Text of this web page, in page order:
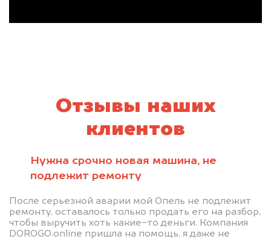
Отзывы наших
клиентов
Нужна срочно новая машина, не
подлежит ремонту
После серьезной аварии мой Опель не подлежит
ремонту, оставалось только продать его на разбор,
чтобы выручить хоть какие-то деньги. Компания
DOROGO.online пришла на помощь, я даже не